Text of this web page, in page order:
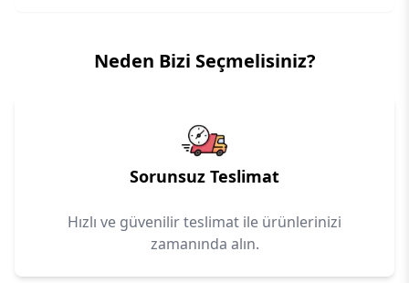
Neden Bizi Seçmelisiniz?
Sorunsuz Teslimat
Hızlı ve güvenilir teslimat ile ürünlerinizi
zamanında alın.